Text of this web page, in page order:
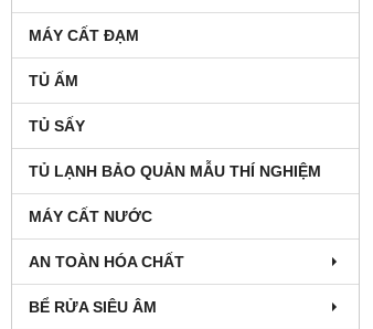
MÁY CẤT ĐẠM
TỦ ẤM
TỦ SẤY
TỦ LẠNH BẢO QUẢN MẪU THÍ NGHIỆM
MÁY CẤT NƯỚC
AN TOÀN HÓA CHẤT
BỂ RỬA SIÊU ÂM